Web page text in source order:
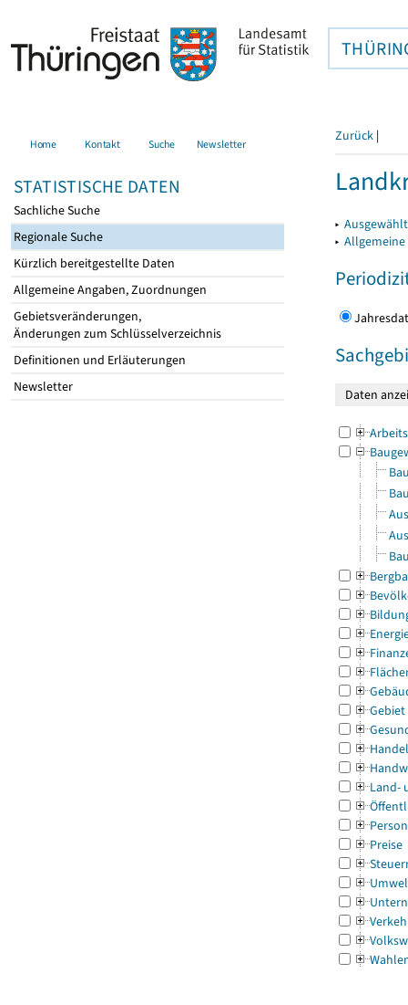
Home Kontakt Suche Newsletter
STATISTISCHE DATEN
Sachliche Suche
Regionale Suche
Kürzlich bereitgestellte Daten
Allgemeine Angaben, Zuordnungen
Gebietsveränderungen,
Änderungen zum Schlüsselverzeichnis
Definitionen und Erläuterungen
Newsletter
Zurück |
▸
▸
Gebiet
Land-
Preise